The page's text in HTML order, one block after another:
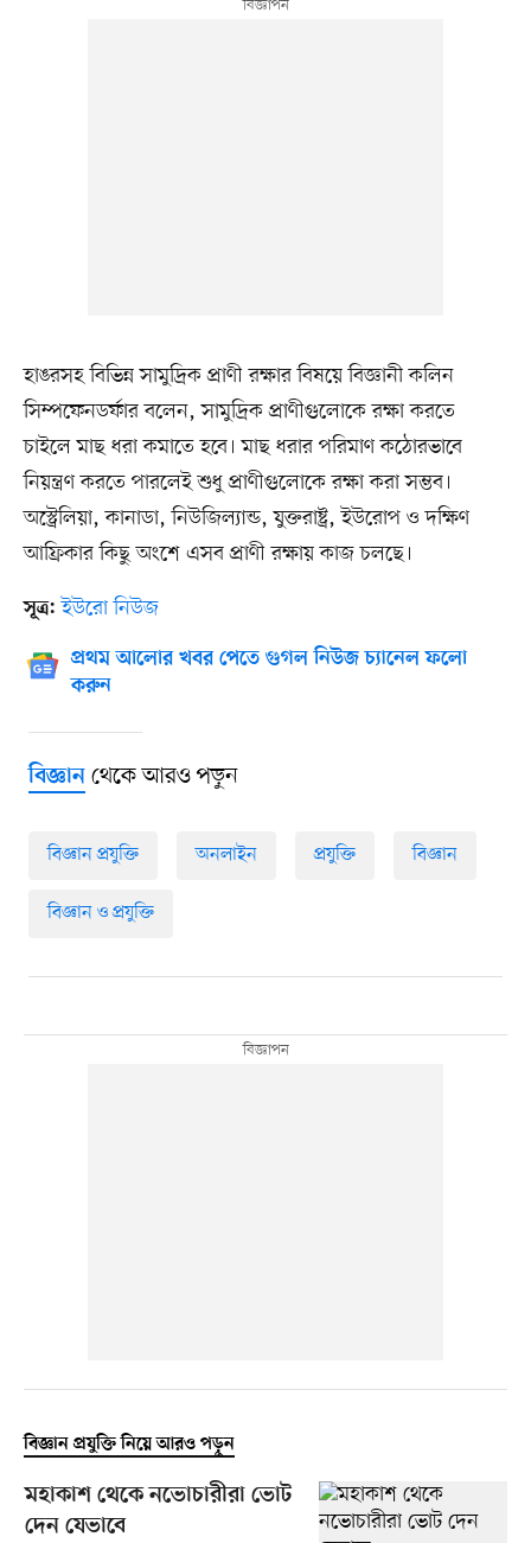
হাঙরসহ বিভিন্ন সামুদ্রিক প্রাণী রক্ষার বিষয়ে বিজ্ঞানী কলিন
সিম্পফেনডর্ফার বলেন, সামুদ্রিক প্রাণীগুলোকে রক্ষা করতে
চাইলে মাছ ধরা কমাতে হবে। মাছ ধরার পরিমাণ কঠোরভাবে
নিয়ন্ত্রণ করতে পারলেই শুধু প্রাণীগুলোকে রক্ষা করা সম্ভব।
অস্ট্রেলিয়া, কানাডা, নিউজিল্যান্ড, যুক্তরাষ্ট্র, ইউরোপ ও দক্ষিণ
আফ্রিকার কিছু অংশে এসব প্রাণী রক্ষায় কাজ চলছে।
সূত্র: ইউরো নিউজ
প্রথম আলোর খবর পেতে গুগল নিউজ চ্যানেল ফলো
করুন
বিজ্ঞানথেকে আরও পড়ুন
বিজ্ঞান প্রযুক্তি অনলাইন প্রযুক্তি বিজ্ঞান
বিজ্ঞান ও প্রযুক্তি
বিজ্ঞান প্রযুক্তি নিয়ে আরও পড়ুন
মহাকাশ থেকে নভোচারীরা ভোট
দেন যেভাবে